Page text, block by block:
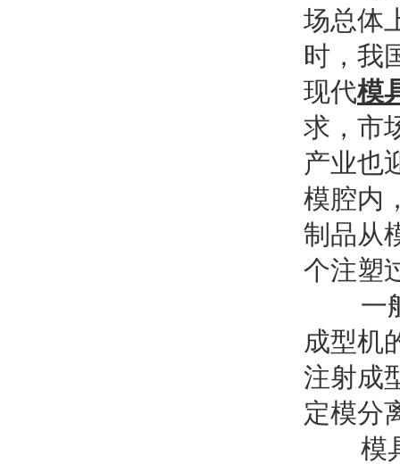
场总体
时，我
现代模
求，市
产业也
模腔内
制品从
个注塑
一
成型机
注射成
定模分
模具